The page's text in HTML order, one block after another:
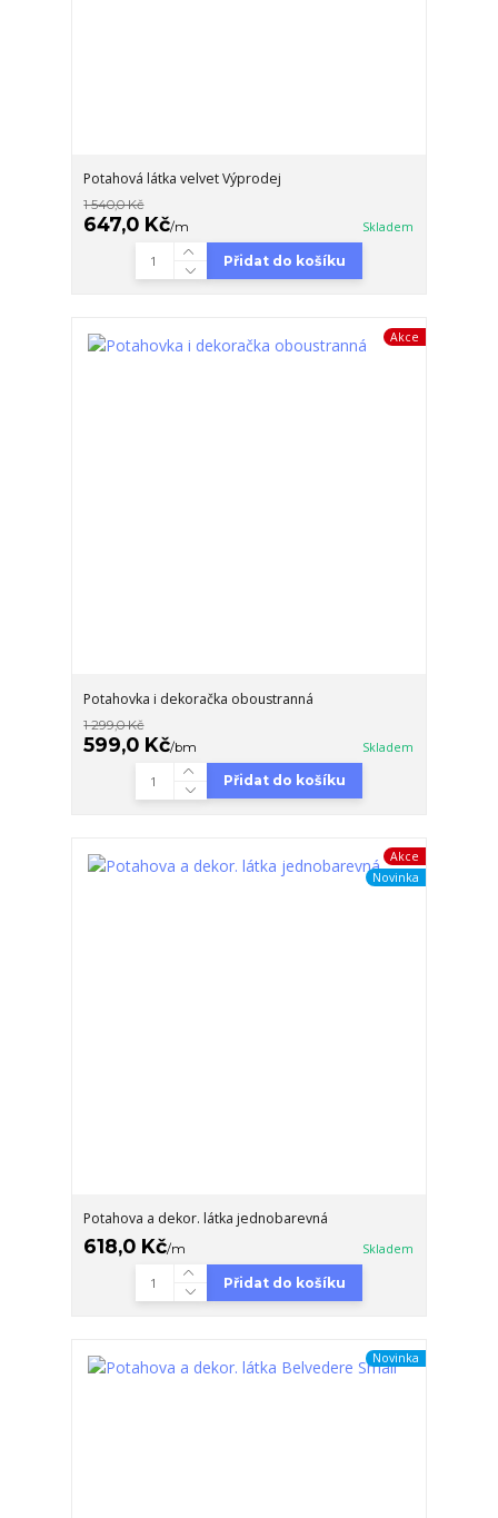
Potahová látka velvet Výprodej
1 540,0 Kč
647,0 Kč/m Skladem
Přidat do košíku
Akce
Potahovka i dekoračka oboustranná
1 299,0 Kč
599,0 Kč/bm Skladem
Přidat do košíku
Akce
Novinka
Potahova a dekor. látka jednobarevná
618,0 Kč/m Skladem
Přidat do košíku
Novinka